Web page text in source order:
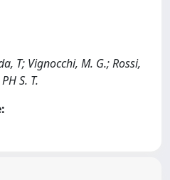
T; Vignocchi, M. G.; Rossi,
S. T.